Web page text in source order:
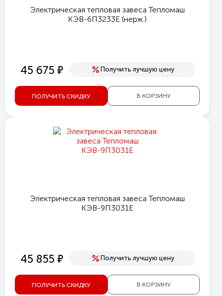
Электрическая тепловая завеса Тепломаш
КЭВ-6П3233Е (нерж.)
45 675 е Получить лучшую цену
ПОЛУЧИТЬ СКИДКУ В КОРЗИНУ
Электрическая тепловая завеса Тепломаш
КЭВ-9П3031Е
45 855 е Получить лучшую цену
ПОЛУЧИТЬ СКИДКУ В КОРЗИНУ